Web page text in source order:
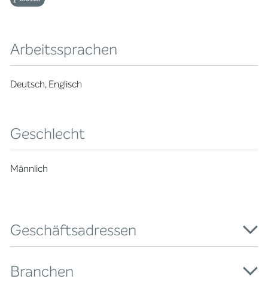
Arbeitssprachen
Deutsch, Englisch
Geschlecht
Männlich
Geschäftsadressen
Branchen